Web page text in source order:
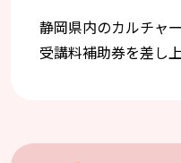
静岡県内のカルチャ
受講料補助券を差し上